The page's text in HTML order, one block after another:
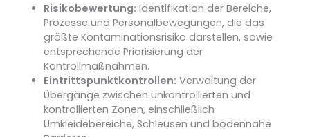
Risikobewertung: Identifikation der Bereiche,
Prozesse und Personalbewegungen, die das
größte Kontaminationsrisiko darstellen, sowie
entsprechende Priorisierung der
Kontrollmaßnahmen.
Eintrittspunktkontrollen: Verwaltung der
Übergänge zwischen unkontrollierten und
kontrollierten Zonen, einschließlich
Umkleidebereiche, Schleusen und bodennahe